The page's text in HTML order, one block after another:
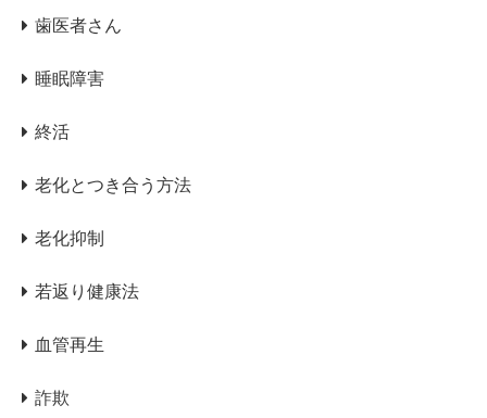
歯医者さん
睡眠障害
終活
老化とつき合う方法
老化抑制
若返り健康法
血管再生
詐欺